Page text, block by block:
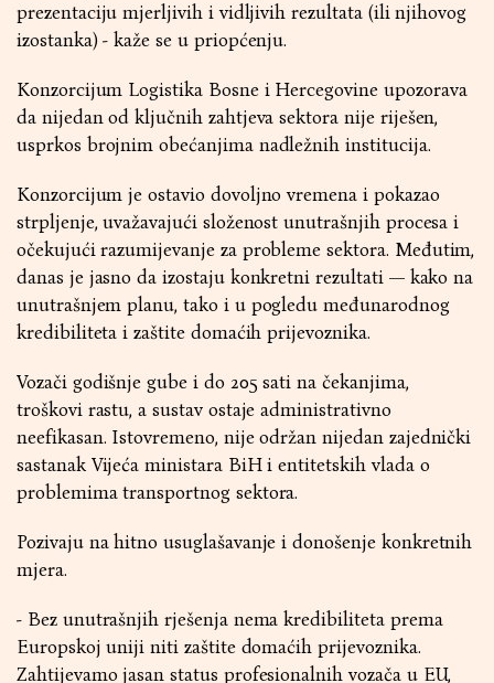
prezentaciju mjerljivih i vidljivih rezultata (ili njihovog
izostanka) - kaže se u priopćenju.
Konzorcijum Logistika Bosne i Hercegovine upozorava
da nijedan od ključnih zahtjeva sektora nije riješen,
usprkos brojnim obećanjima nadležnih institucija.
Konzorcijum je ostavio dovoljno vremena i pokazao
strpljenje, uvažavajući složenost unutrašnjih procesa i
očekujući razumijevanje za probleme sektora. Međutim,
danas je jasno da izostaju konkretni rezultati — kako na
unutrašnjem planu, tako i u pogledu međunarodnog
kredibiliteta i zaštite domaćih prijevoznika.
Vozači godišnje gube i do 205 sati na čekanjima,
troškovi rastu, a sustav ostaje administrativno
neefikasan. Istovremeno, nije održan nijedan zajednički
sastanak Vijeća ministara BiH i entitetskih vlada o
problemima transportnog sektora.
Pozivaju na hitno usuglašavanje i donošenje konkretnih
mjera.
- Bez unutrašnjih rješenja nema kredibiliteta prema
Europskoj uniji niti zaštite domaćih prijevoznika.
Zahtijevamo jasan status profesionalnih vozača u EU,